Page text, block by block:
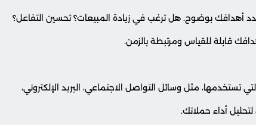
أهدافك بوضوح. هل ترغب في زيادة المبيعات؟ تحسين التفاعل؟
قابلة للقياس ومرتبطة بالزمن.
تستخدمها، مثل وسائل التواصل الاجتماعي، البريد الإلكتروني،
أداء حملاتك.